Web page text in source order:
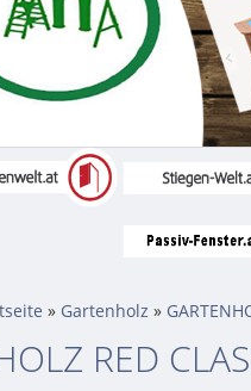
» Gartenholz »
RED